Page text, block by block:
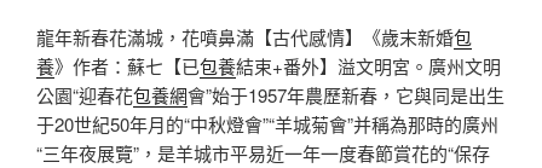
龍年新春花滿城，花噴鼻滿【古代感情】《歲末新婚包
養》作者：蘇七【已包養結束+番外】溢文明宮。廣州文明
公園“迎春花包養網會”始于1957年農歷新春，它與同是出生
于20世紀50年月的“中秋燈會”“羊城菊會”并稱為那時的廣州
“三年夜展覽”，是羊城市平易近一年一度春節賞花的“保存